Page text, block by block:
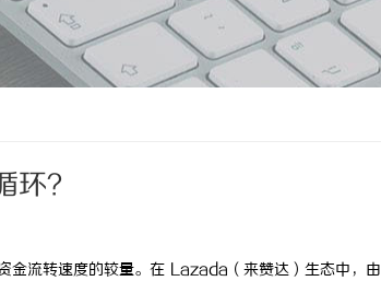
？
金流转速度的较量。在 Lazada（来赞达）生态中，由